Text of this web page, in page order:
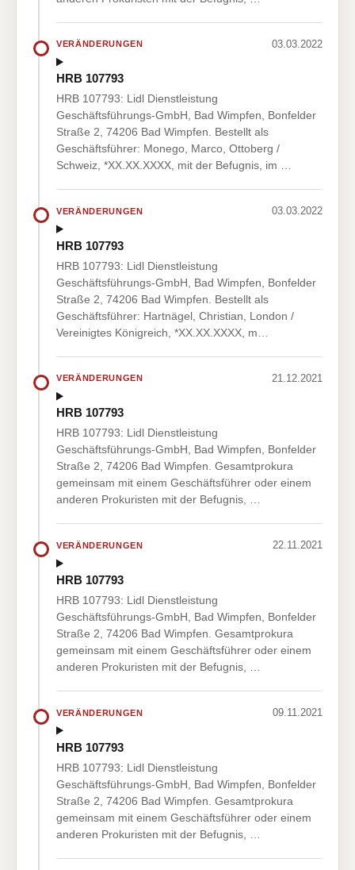
VERÄNDERUNGEN 03.03.2022
HRB 107793
HRB 107793: Lidl Dienstleistung
Geschäftsführungs-GmbH, Bad Wimpfen, Bonfelder
Straße 2, 74206 Bad Wimpfen. Bestellt als
Geschäftsführer: Monego, Marco, Ottoberg /
Schweiz, *XX.XX.XXXX, mit der Befugnis, im …
VERÄNDERUNGEN 03.03.2022
HRB 107793
HRB 107793: Lidl Dienstleistung
Geschäftsführungs-GmbH, Bad Wimpfen, Bonfelder
Straße 2, 74206 Bad Wimpfen. Bestellt als
Geschäftsführer: Hartnägel, Christian, London /
Vereinigtes Königreich, *XX.XX.XXXX, m…
VERÄNDERUNGEN 21.12.2021
HRB 107793
HRB 107793: Lidl Dienstleistung
Geschäftsführungs-GmbH, Bad Wimpfen, Bonfelder
Straße 2, 74206 Bad Wimpfen. Gesamtprokura
gemeinsam mit einem Geschäftsführer oder einem
anderen Prokuristen mit der Befugnis, …
VERÄNDERUNGEN 22.11.2021
HRB 107793
HRB 107793: Lidl Dienstleistung
Geschäftsführungs-GmbH, Bad Wimpfen, Bonfelder
Straße 2, 74206 Bad Wimpfen. Gesamtprokura
gemeinsam mit einem Geschäftsführer oder einem
anderen Prokuristen mit der Befugnis, …
VERÄNDERUNGEN 09.11.2021
HRB 107793
HRB 107793: Lidl Dienstleistung
Geschäftsführungs-GmbH, Bad Wimpfen, Bonfelder
Straße 2, 74206 Bad Wimpfen. Gesamtprokura
gemeinsam mit einem Geschäftsführer oder einem
anderen Prokuristen mit der Befugnis, …